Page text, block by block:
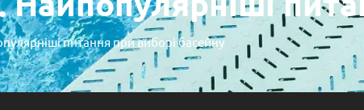
питання при виборі басейну